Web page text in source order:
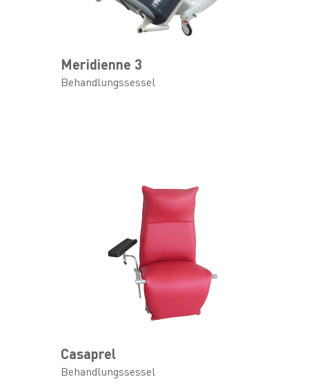
Meridienne 3
Behandlungssessel
Casaprel
Behandlungssessel